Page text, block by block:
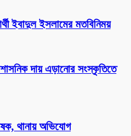
ইবাদুল ইসলামের মতবিনিময়
দায় এড়ানোর সংস্কৃতিতে
থানায় অভিযোগ